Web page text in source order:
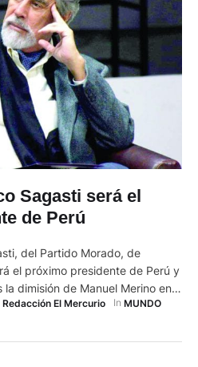
Sagasti será el
de Perú
del Partido Morado, de
el próximo presidente de Perú y
dimisión de Manuel Merino en
y social que llevó a masivas
…
Redacción El Mercurio In MUNDO